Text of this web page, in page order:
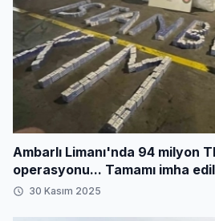
Ambarlı Limanı'nda 94 milyon
operasyonu... Tamamı imha
30 Kasım 2025